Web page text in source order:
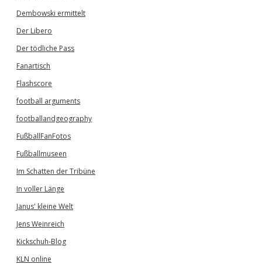
Dembowski ermittelt
Der Libero
Der tödliche Pass
Fanartisch
Flashscore
football arguments
footballandgeography
FußballFanFotos
Fußballmuseen
Im Schatten der Tribüne
In voller Länge
Janus' kleine Welt
Jens Weinreich
Kickschuh-Blog
KLN online